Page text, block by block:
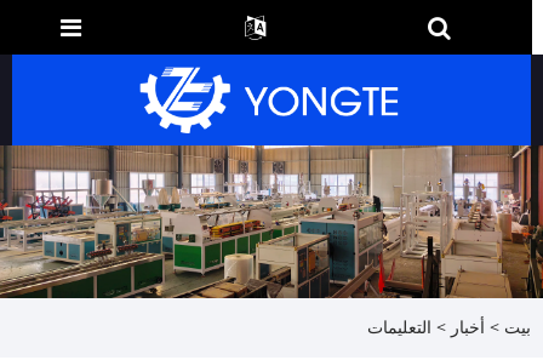
بيت > أخبار>التعليمات